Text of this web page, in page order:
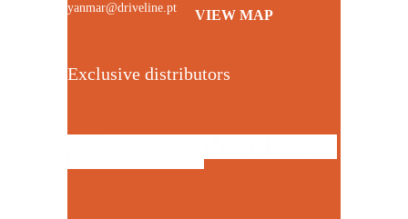
yanmar@driveline.pt
VIEW MAP
Exclusive distributors